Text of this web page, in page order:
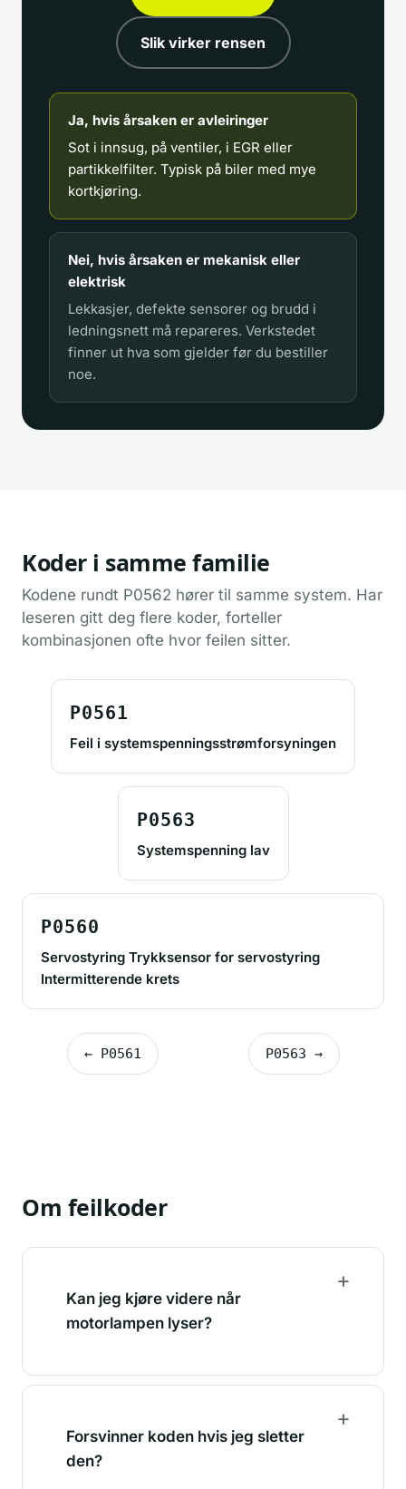
Slik virker rensen
Ja, hvis årsaken er avleiringer
Sot i innsug, på ventiler, i EGR eller
partikkelfilter. Typisk på biler med mye
kortkjøring.
Nei, hvis årsaken er mekanisk eller
elektrisk
Lekkasjer, defekte sensorer og brudd i
ledningsnett må repareres. Verkstedet
finner ut hva som gjelder før du bestiller
noe.
Koder i samme familie
Kodene rundt P0562 hører til samme system. Har
leseren gitt deg flere koder, forteller
kombinasjonen ofte hvor feilen sitter.
P0561
Feil i systemspenningsstrømforsyningen
P0563
Systemspenning lav
P0560
Servostyring Trykksensor for servostyring
Intermitterende krets
← P0561 P0563 →
Om feilkoder
Kan jeg kjøre videre når
motorlampen lyser?
Forsvinner koden hvis jeg sletter
den?